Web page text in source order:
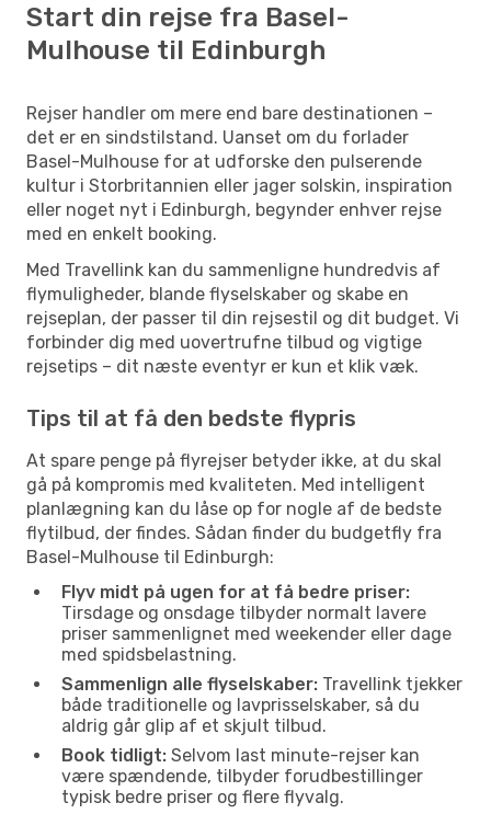
Start din rejse fra Basel-
Mulhouse til Edinburgh
Rejser handler om mere end bare destinationen –
det er en sindstilstand. Uanset om du forlader
Basel-Mulhouse for at udforske den pulserende
kultur i Storbritannien eller jager solskin, inspiration
eller noget nyt i Edinburgh, begynder enhver rejse
med en enkelt booking.
Med Travellink kan du sammenligne hundredvis af
flymuligheder, blande flyselskaber og skabe en
rejseplan, der passer til din rejsestil og dit budget. Vi
forbinder dig med uovertrufne tilbud og vigtige
rejsetips – dit næste eventyr er kun et klik væk.
Tips til at få den bedste flypris
At spare penge på flyrejser betyder ikke, at du skal
gå på kompromis med kvaliteten. Med intelligent
planlægning kan du låse op for nogle af de bedste
flytilbud, der findes. Sådan finder du budgetfly fra
Basel-Mulhouse til Edinburgh:
Flyv midt på ugen for at få bedre priser:
Tirsdage og onsdage tilbyder normalt lavere
priser sammenlignet med weekender eller dage
med spidsbelastning.
Sammenlign alle flyselskaber: Travellink tjekker
både traditionelle og lavprisselskaber, så du
aldrig går glip af et skjult tilbud.
Book tidligt: Selvom last minute-rejser kan
være spændende, tilbyder forudbestillinger
typisk bedre priser og flere flyvalg.